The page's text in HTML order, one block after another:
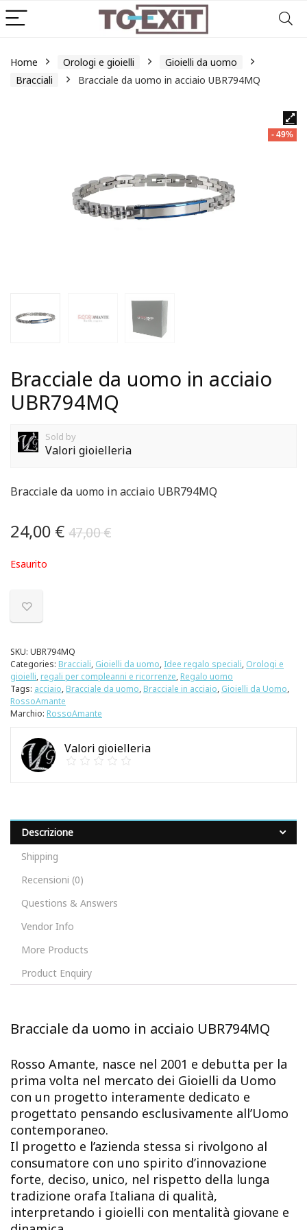
Home Orologi e gioielli
Gioielli da uomo
Bracciali
Bracciale da uomo in acciaio UBR794MQ
- 49%
Bracciale da uomo in acciaio
UBR794MQ
Sold by
Valori gioielleria
Bracciale da uomo in acciaio UBR794MQ
47,00€
24,00 €
Esaurito
SKU: UBR794MQ
Categories: Bracciali, Gioielli da uomo, Idee regalo speciali, Orologi e
gioielli, regali per compleanni e ricorrenze, Regalo uomo
Tags: acciaio, Bracciale da uomo, Bracciale in acciaio, Gioielli da Uomo,
RossoAmante
Marchio: RossoAmante
Valori gioielleria
Descrizione
Shipping
Recensioni (0)
Questions & Answers
Vendor Info
More Products
Product Enquiry
Bracciale da uomo in acciaio UBR794MQ
Rosso Amante, nasce nel 2001 e debutta per la
prima volta nel mercato dei Gioielli da Uomo
con un progetto interamente dedicato e
progettato pensando esclusivamente all’Uomo
contemporaneo.
Il progetto e l’azienda stessa si rivolgono al
consumatore con uno spirito d’innovazione
forte, deciso, unico, nel rispetto della lunga
tradizione orafa Italiana di qualità,
interpretando i gioielli con mentalità giovane e